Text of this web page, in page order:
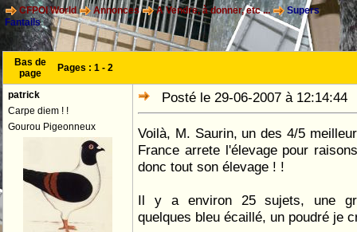
CFPOI World Annonces A Vendre, à donner, etc ...
Supers
Fantails
Bas de
page
Pages : 1 - 2
patrick
Carpe diem ! !
Gourou Pigeonneux
Posté le 29-06-2007 à
Voilà, M. Saurin, un des 4/5
France arrete l'élevage pour
donc tout son élevage ! !
Il y a environ 25 sujets, une
quelques bleu écaillé, un poudré je